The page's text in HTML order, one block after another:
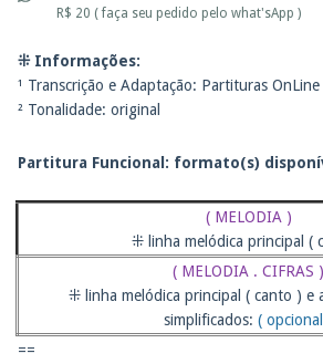
R$ 20 ( faça seu pedido pelo what'sApp )
⁜ Informações:
¹ Transcrição e Adaptação: Partituras OnLine
² Tonalidade: original
Partitura Funcional: formato(s)
( MELODIA )
⁜ linha melódica principal (
( MELODIA . CIFRAS )
⁜ linha melódica principal ( canto ) e
simplificados: (
==